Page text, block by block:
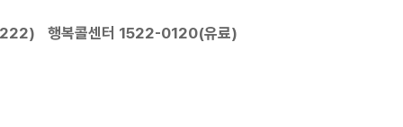
) 행복콜센터 1522-0120(유료)